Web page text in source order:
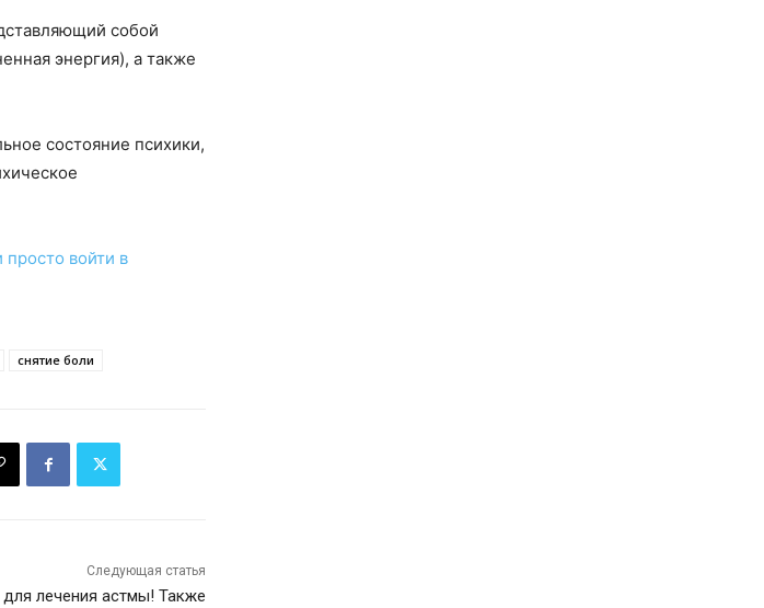
собой
энергия), а также
состояние психики,
просто войти в
снятие боли
Следующая статья
лечения астмы! Также